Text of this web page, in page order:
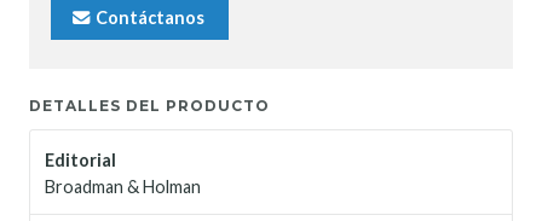
Contáctanos
DETALLES DEL PRODUCTO
Editorial
Broadman & Holman